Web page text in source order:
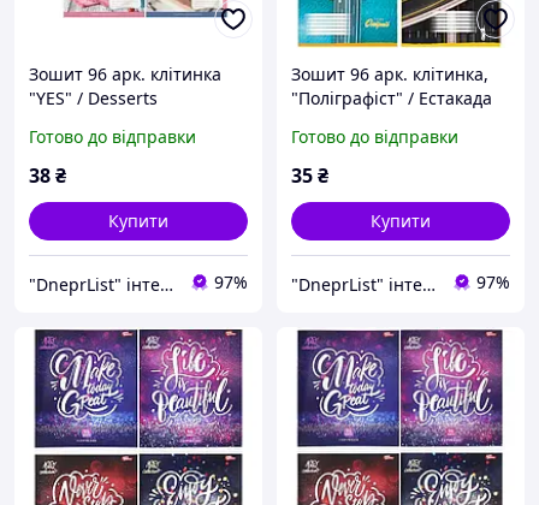
Зошит 96 арк. клітинка
"YES" / Desserts
Готово до відправки
38₴
Купити
"DneprList" інтернет магазин 97%
Зошит 96 арк. клітинка,
"Поліграфіст" / Естакада
Готово до відправки
35₴
Купити
"DneprList" інтернет магазин 97%